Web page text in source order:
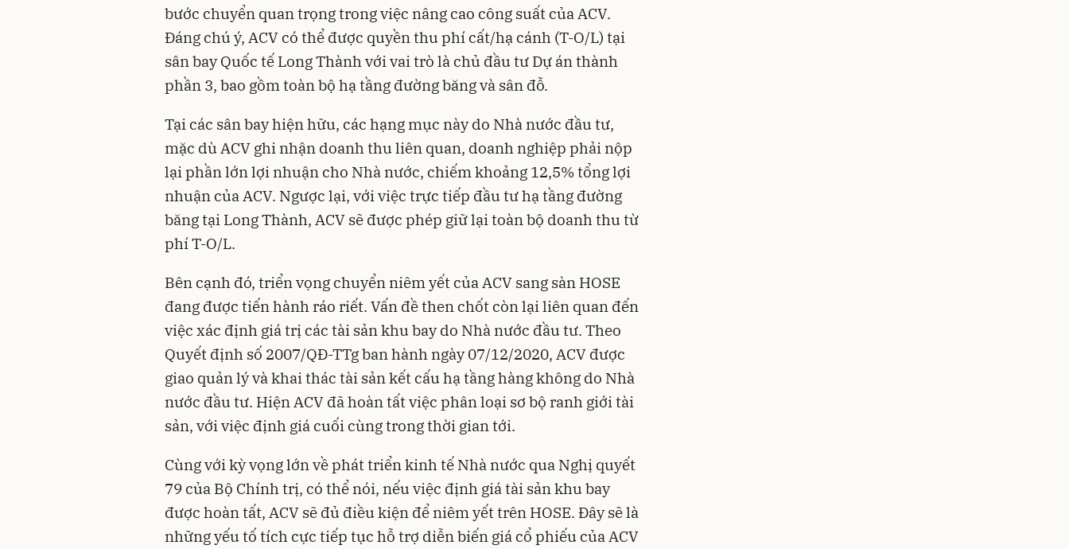
bước chuyển quan trọng trong việc nâng cao công suất của ACV.
Đáng chú ý, ACV có thể được quyền thu phí cất/hạ cánh (T-O/L) tại
sân bay Quốc tế Long Thành với vai trò là chủ đầu tư Dự án thành
phần 3, bao gồm toàn bộ hạ tầng đường băng và sân đỗ.
Tại các sân bay hiện hữu, các hạng mục này do Nhà nước đầu tư,
mặc dù ACV ghi nhận doanh thu liên quan, doanh nghiệp phải nộp
lại phần lớn lợi nhuận cho Nhà nước, chiếm khoảng 12,5% tổng lợi
nhuận của ACV. Ngược lại, với việc trực tiếp đầu tư hạ tầng đường
băng tại Long Thành, ACV sẽ được phép giữ lại toàn bộ doanh thu từ
phí T-O/L.
Bên cạnh đó, triển vọng chuyển niêm yết của ACV sang sàn HOSE
đang được tiến hành ráo riết. Vấn đề then chốt còn lại liên quan đến
việc xác định giá trị các tài sản khu bay do Nhà nước đầu tư. Theo
Quyết định số 2007/QĐ-TTg ban hành ngày 07/12/2020, ACV được
giao quản lý và khai thác tài sản kết cấu hạ tầng hàng không do Nhà
nước đầu tư. Hiện ACV đã hoàn tất việc phân loại sơ bộ ranh giới tài
sản, với việc định giá cuối cùng trong thời gian tới.
Cùng với kỳ vọng lớn về phát triển kinh tế Nhà nước qua Nghị quyết
79 của Bộ Chính trị, có thể nói, nếu việc định giá tài sản khu bay
được hoàn tất, ACV sẽ đủ điều kiện để niêm yết trên HOSE. Đây sẽ là
những yếu tố tích cực tiếp tục hỗ trợ diễn biến giá cổ phiếu của ACV